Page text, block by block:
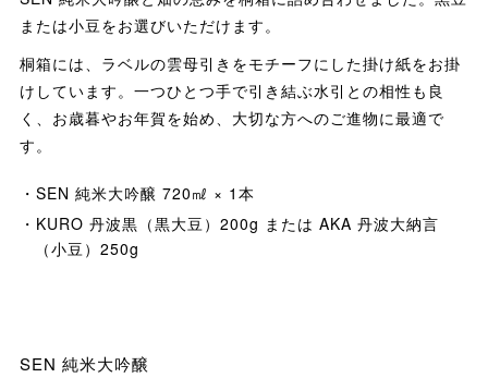
または小豆をお選びいただけます。
桐箱には、ラベルの雲母引きをモチーフにした掛け紙をお掛
けしています。一つひとつ手で引き結ぶ水引との相性も良
く、お歳暮やお年賀を始め、大切な方へのご進物に最適で
す。
SEN 純米大吟醸 720㎖ × 1本
KURO 丹波黒（黒大豆）200g または AKA 丹波大納言
（小豆）250g
SEN 純米大吟醸